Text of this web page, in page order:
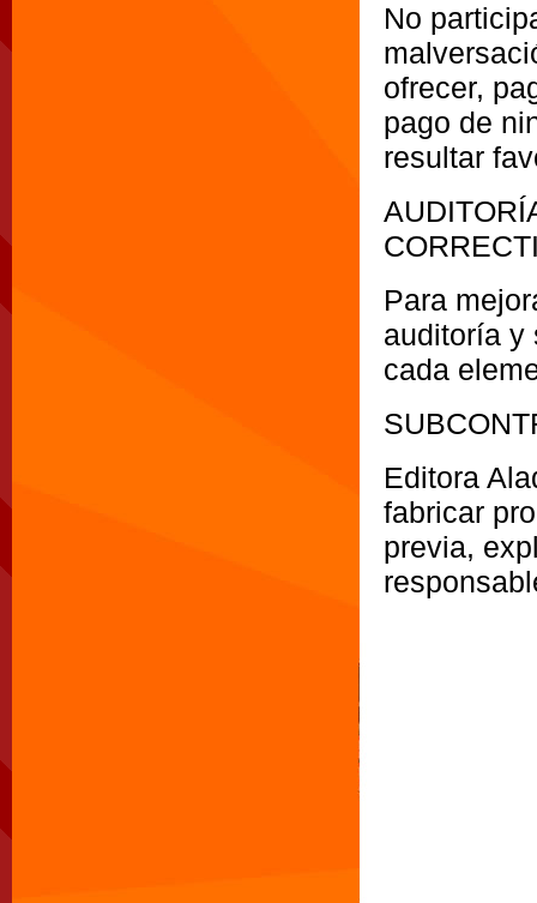
No
ofrecer,
pago de
resultar
Para
auditoría y
cada
Editora
fabricar
previa,